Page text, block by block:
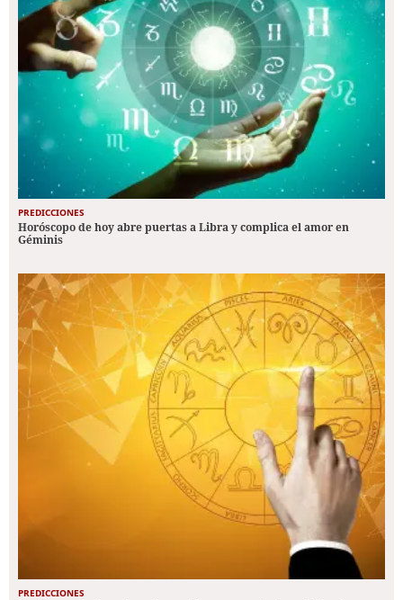
PREDICCIONES
Horóscopo de hoy abre puertas a Libra y complica el amor en
Géminis
PREDICCIONES